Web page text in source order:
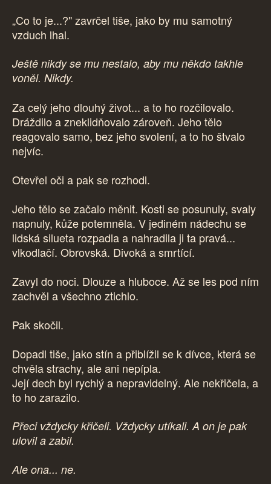
„Co to je...?" zavrčel tiše, jako by mu samotný
vzduch lhal.
Ještě nikdy se mu nestalo, aby mu někdo takhle
voněl. Nikdy.
Za celý jeho dlouhý život... a to ho rozčilovalo.
Dráždilo a zneklidňovalo zároveň. Jeho tělo
reagovalo samo, bez jeho svolení, a to ho štvalo
nejvíc.
Otevřel oči a pak se rozhodl.
Jeho tělo se začalo měnit. Kosti se posunuly, svaly
napnuly, kůže potemněla. V jediném nádechu se
lidská silueta rozpadla a nahradila ji ta pravá...
vlkodlačí. Obrovská. Divoká a smrtící.
Zavyl do noci. Dlouze a hluboce. Až se les pod ním
zachvěl a všechno ztichlo.
Pak skočil.
Dopadl tiše, jako stín a přiblížil se k dívce, která se
chvěla strachy, ale ani nepípla.
Její dech byl rychlý a nepravidelný. Ale nekřičela, a
to ho zarazilo.
Přeci vždycky křičeli. Vždycky utíkali. A on je pak
ulovil a zabil.
Ale ona... ne.